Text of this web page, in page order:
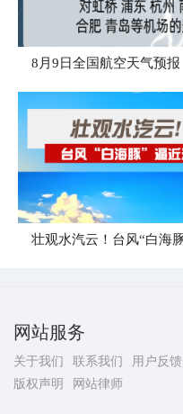
8月9日全国航空天气预报
网站服务
关于我们 联系我们
用户反馈
版权声明
网站律师